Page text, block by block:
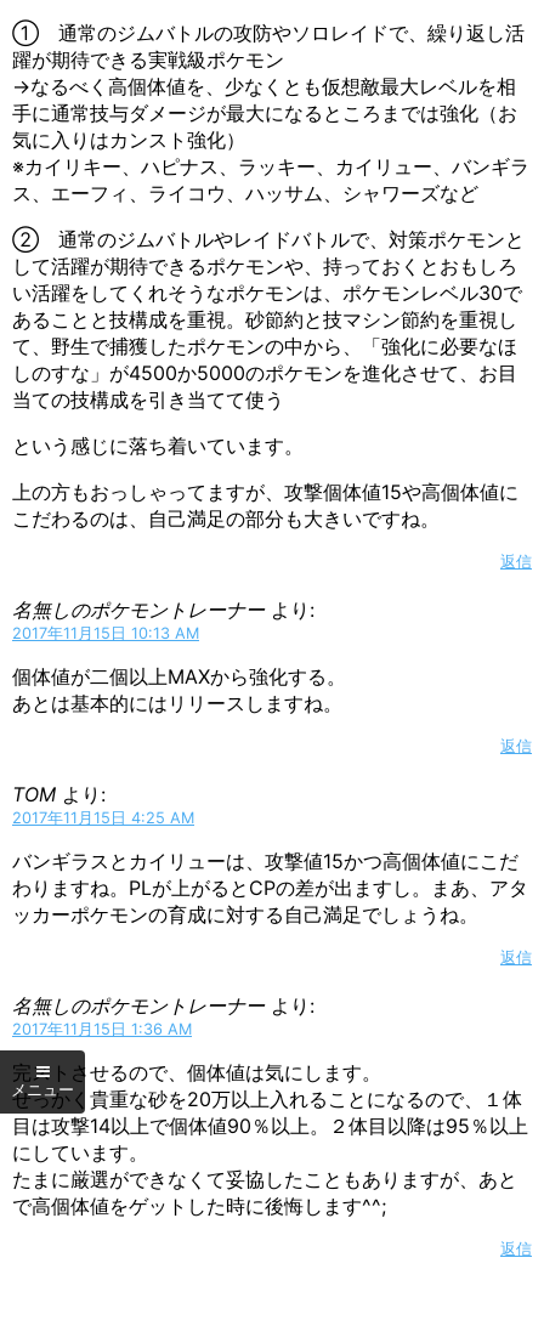
① 通常のジムバトルの攻防やソロレイドで、繰り返し活
躍が期待できる実戦級ポケモン
→なるべく高個体値を、少なくとも仮想敵最大レベルを相
手に通常技与ダメージが最大になるところまでは強化（お
気に入りはカンスト強化）
※カイリキー、ハピナス、ラッキー、カイリュー、バンギラ
ス、エーフィ、ライコウ、ハッサム、シャワーズなど
② 通常のジムバトルやレイドバトルで、対策ポケモンと
して活躍が期待できるポケモンや、持っておくとおもしろ
い活躍をしてくれそうなポケモンは、ポケモンレベル30で
あることと技構成を重視。砂節約と技マシン節約を重視し
て、野生で捕獲したポケモンの中から、「強化に必要なほ
しのすな」が4500か5000のポケモンを進化させて、お目
当ての技構成を引き当てて使う
という感じに落ち着いています。
上の方もおっしゃってますが、攻撃個体値15や高個体値に
こだわるのは、自己満足の部分も大きいですね。
返信
名無しのポケモントレーナー より:
2017年11月15日 10:13 AM
個体値が二個以上MAXから強化する。
あとは基本的にはリリースしますね。
返信
TOM より:
2017年11月15日 4:25 AM
バンギラスとカイリューは、攻撃値15かつ高個体値にこだ
わりますね。PLが上がるとCPの差が出ますし。まあ、アタ
ッカーポケモンの育成に対する自己満足でしょうね。
返信
名無しのポケモントレーナー より:
2017年11月15日 1:36 AM
完ストさせるので、個体値は気にします。
せっかく貴重な砂を20万以上入れることになるので、１体
目は攻撃14以上で個体値90％以上。２体目以降は95％以上
にしています。
たまに厳選ができなくて妥協したこともありますが、あと
で高個体値をゲットした時に後悔します^^;
返信